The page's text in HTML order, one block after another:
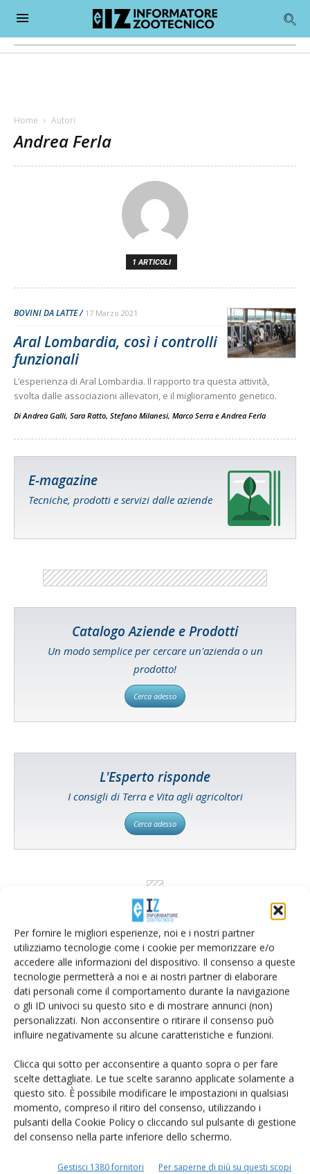
Per fornire le migliori esperienze, noi e i nostri partner
utilizziamo tecnologie come i cookie per memorizzare e/o
accedere alle informazioni del dispositivo. Il consenso a queste
tecnologie permetterà a noi e ai nostri partner di elaborare
dati personali come il comportamento durante la navigazione
o gli ID univoci su questo sito e di mostrare annunci (non)
personalizzati. Non acconsentire o ritirare il consenso può
influire negativamente su alcune caratteristiche e funzioni.
Clicca qui sotto per acconsentire a quanto sopra o per fare
scelte dettagliate. Le tue scelte saranno applicate solamente a
questo sito. È possibile modificare le impostazioni in qualsiasi
momento, compreso il ritiro del consenso, utilizzando i
pulsanti della Cookie Policy o cliccando sul pulsante di gestione
del consenso nella parte inferiore dello schermo.
Gestisci 1380 fornitori Per saperne di più su questi scopi
Home Autori
Andrea Ferla
1 ARTICOLI
BOVINI DA LATTE 17 Marzo 2021
Aral Lombardia, così i controlli
funzionali
L’esperienza di Aral Lombardia. Il rapporto tra questa attività,
svolta dalle associazioni allevatori, e il miglioramento genetico.
DiAndrea Galli, Sara Ratto, Stefano Milanesi, Marco Serra eAndrea Ferla
E-magazine
Tecniche, prodotti e servizi dalle aziende
Catalogo Aziende e Prodotti
Un modo semplice per cercare un'azienda o un
prodotto!
Cerca adesso
L'Esperto risponde
I consigli di Terra e Vita agli agricoltori
Cerca adesso
Rimani aggiornato sul mondo
dell’agricoltura
Iscriviti alle nostre newsletter